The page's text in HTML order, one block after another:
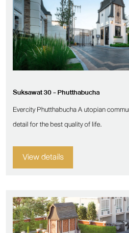
Suksawat 30 - Phutthabucha
Evercity Phutthabucha A utopian
detail for the best quality of life.
View details